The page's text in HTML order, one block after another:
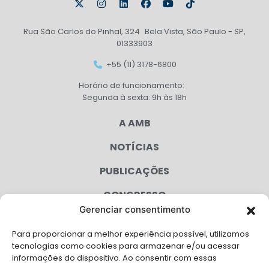
Gerenciar consentimento
Para proporcionar a melhor experiência possível, utilizamos
tecnologias como cookies para armazenar e/ou acessar
informações do dispositivo. Ao consentir com essas
Rua São Carlos do Pinhal, 324 Bela Vista, São Paulo - SP,
01333903
+55 (11) 3178-6800
Horário de funcionamento:
Segunda à sexta: 9h às 18h
A AMB
NOTÍCIAS
PUBLICAÇÕES
CONGRESSO
CAMPANHAS